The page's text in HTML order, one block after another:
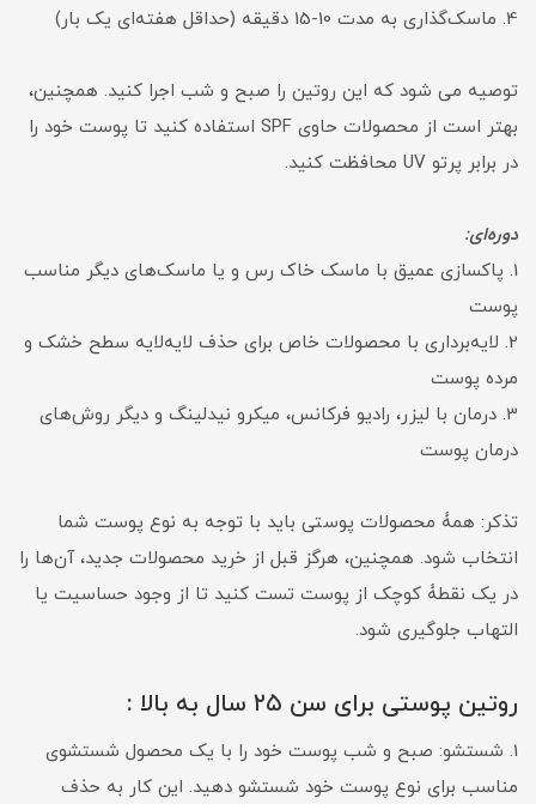
4. ماسک‌گذاری به مدت 10-15 دقیقه (حداقل هفته‌ای یک بار)
توصیه می شود که این روتین را صبح و شب اجرا کنید. همچنین،
بهتر است از محصولات حاوی SPF استفاده کنید تا پوست خود را
در برابر پرتو UV محافظت کنید.
دوره‌ای:
1. پاکسازی عمیق با ماسک خاک رس و یا ماسک‌های دیگر مناسب
پوست
2. لایه‌برداری با محصولات خاص برای حذف لایه‌لایه سطح خشک و
مرده پوست
3. درمان با لیزر، رادیو فرکانس، میکرو نیدلینگ و دیگر روش‌های
درمان پوست
تذکر: همۀ محصولات پوستی باید با توجه به نوع پوست شما
انتخاب شود. همچنین، هرگز قبل از خرید محصولات جدید، آن‌ها را
در یک نقطۀ کوچک از پوست تست کنید تا از وجود حساسیت یا
التهاب جلوگیری شود.
روتین پوستی برای سن ۲۵ سال به بالا :
1. شستشو: صبح و شب پوست خود را با یک محصول شستشوی
مناسب برای نوع پوست خود شستشو دهید. این کار به حذف